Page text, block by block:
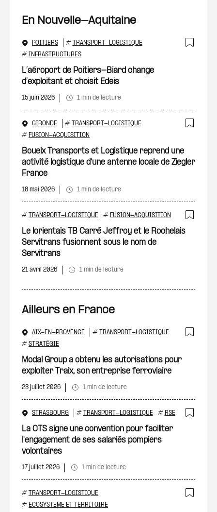
En Nouvelle-Aquitaine
POITIERS # TRANSPORT-LOGISTIQUE
# INFRASTRUCTURES
L’aéroport de Poitiers-Biard change
d’exploitant et choisit Edeis
15 juin 2026 1 min de lecture
GIRONDE # TRANSPORT-LOGISTIQUE
# FUSION-ACQUISITION
Boueix Transports et Logistique reprend une
activité logistique d'une antenne locale de Ziegler
France
18 mai 2026 1 min de lecture
# TRANSPORT-LOGISTIQUE # FUSION-ACQUISITION
Le lorientais TB Carré Jeffroy et le Rochelais
Servitrans fusionnent sous le nom de
Servitrans
21 avril 2026 1 min de lecture
Ailleurs en France
AIX-EN-PROVENCE # TRANSPORT-LOGISTIQUE
# STRATÉGIE
Modal Group a obtenu les autorisations pour
exploiter Traix, son entreprise ferroviaire
23 juillet 2026 1 min de lecture
STRASBOURG # TRANSPORT-LOGISTIQUE # RSE
La CTS signe une convention pour faciliter
l'engagement de ses salariés pompiers
volontaires
17 juillet 2026 1 min de lecture
# TRANSPORT-LOGISTIQUE
# ÉCOSYSTÈME ET TERRITOIRE